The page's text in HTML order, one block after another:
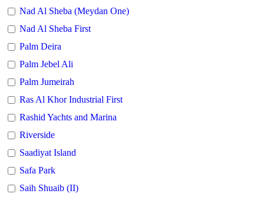
Nad Al Sheba (Meydan One)
Nad Al Sheba First
Palm Deira
Palm Jebel Ali
Palm Jumeirah
Ras Al Khor Industrial First
Rashid Yachts and Marina
Riverside
Saadiyat Island
Safa Park
Saih Shuaib (II)